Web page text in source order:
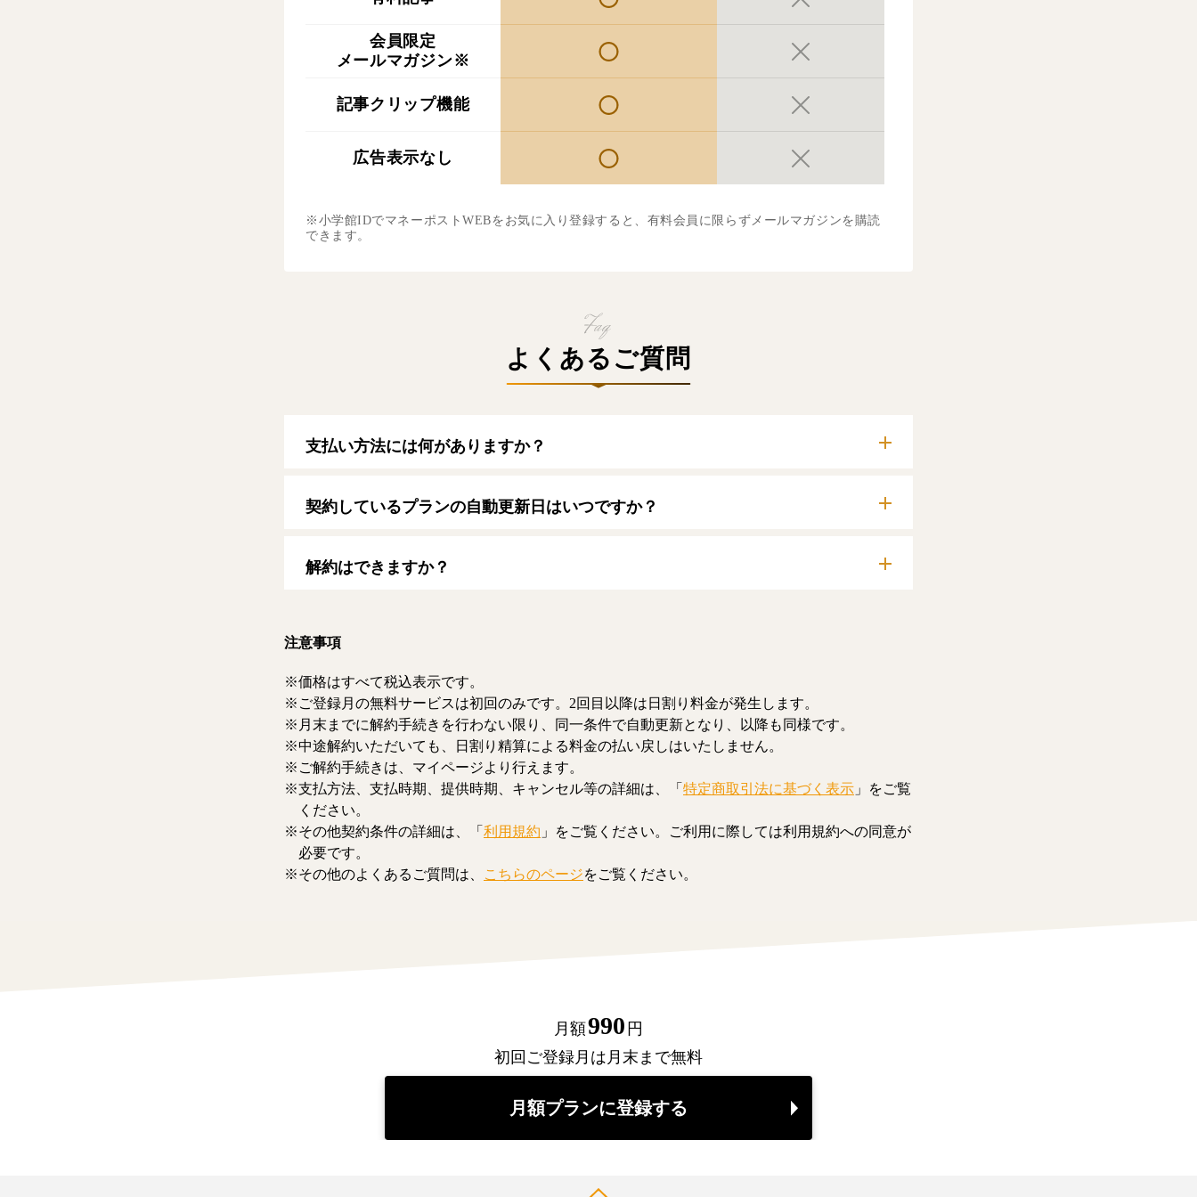
会員限定
メールマガジン※
記事クリップ機能
広告表示なし
※小学館IDでマネーポストWEBをお気に入り登録すると、有料会員に限らずメールマガジンを購読
できます。
よくあるご質問
支払い方法には何がありますか？
【クレジットカード】
VISA/MasterCard/JCB/American Express/Diners Club
契約しているプランの自動更新日はいつですか？
す。
解約はできますか？
注意事項
価格はすべて税込表示です。
ご登録月の無料サービスは初回のみです。2回目以降は日割り料金が発生します。
月末までに解約手続きを行わない限り、同一条件で自動更新となり、以降も同様です。
中途解約いただいても、日割り精算による料金の払い戻しはいたしません。
ご解約手続きは、マイページより行えます。
支払方法、支払時期、提供時期、キャンセル等の詳細は、「 特定商取引法に基づく表示 」をご覧
ください。
その他契約条件の詳細は、「 利用規約 」をご覧ください。ご利用に際しては利用規約への同意が
必要です。
その他のよくあるご質問は、
こちらのページをご覧ください。
月額990 円
初回ご登録月は月末まで無料
月額プランに登録する